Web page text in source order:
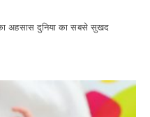
अहसास दुनिया का सबसे सुखद